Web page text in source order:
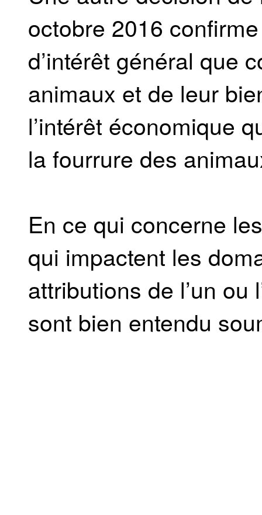
octobre 2016
d’intérêt général que
animaux et de leur
l’intérêt économique
la fourrure des
En ce qui concerne
qui impactent les
attributions de l’un ou
sont bien entendu